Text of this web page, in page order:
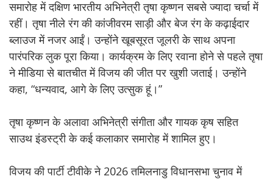
समारोह में दक्षिण भारतीय अभिनेत्री तृषा कृष्णन सबसे ज्यादा चर्चा में
रहीं। तृषा नीले रंग की कांजीवरम साड़ी और बेज रंग के कढ़ाईदार
ब्लाउज में नजर आईं। उन्होंने खूबसूरत जूलरी के साथ अपना
पारंपरिक लुक पूरा किया। कार्यक्रम के लिए रवाना होने से पहले तृषा
ने मीडिया से बातचीत में विजय की जीत पर खुशी जताई। उन्होंने
कहा, “धन्यवाद, आगे के लिए उत्सुक हूं।”
तृषा कृष्णन के अलावा अभिनेत्री संगीता और गायक कृष सहित
साउथ इंडस्ट्री के कई कलाकार समारोह में शामिल हुए।
विजय की पार्टी टीवीके ने 2026 तमिलनाडु विधानसभा चुनाव में